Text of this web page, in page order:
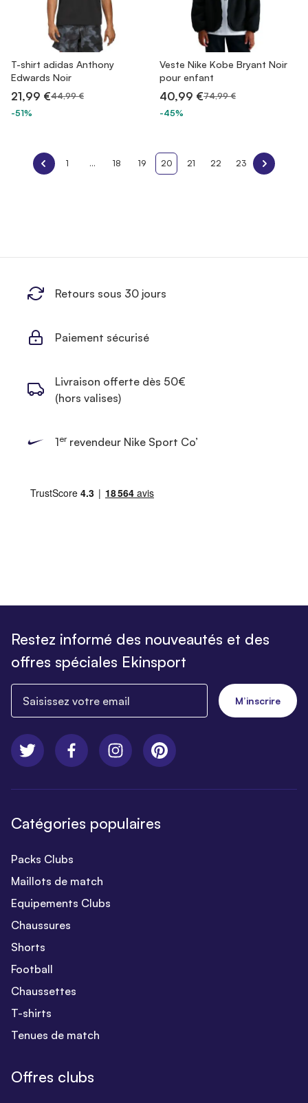
T-shirt adidas Anthony
Edwards Noir
21,99 €44,99 €
-51%
Veste Nike Kobe Bryant Noir
pour enfant
40,99 €74,99 €
-45%
1 ... 18 19 20 21 22 23
Retours sous 30 jours
Paiement sécurisé
Livraison offerte dès 50€
(hors valises)
1errevendeur Nike Sport Co’
Restez informé des nouveautés et des
offres spéciales Ekinsport
M’inscrire
Catégories populaires
Packs Clubs
Maillots de match
Equipements Clubs
Chaussures
Shorts
Football
Chaussettes
T-shirts
Tenues de match
Offres clubs